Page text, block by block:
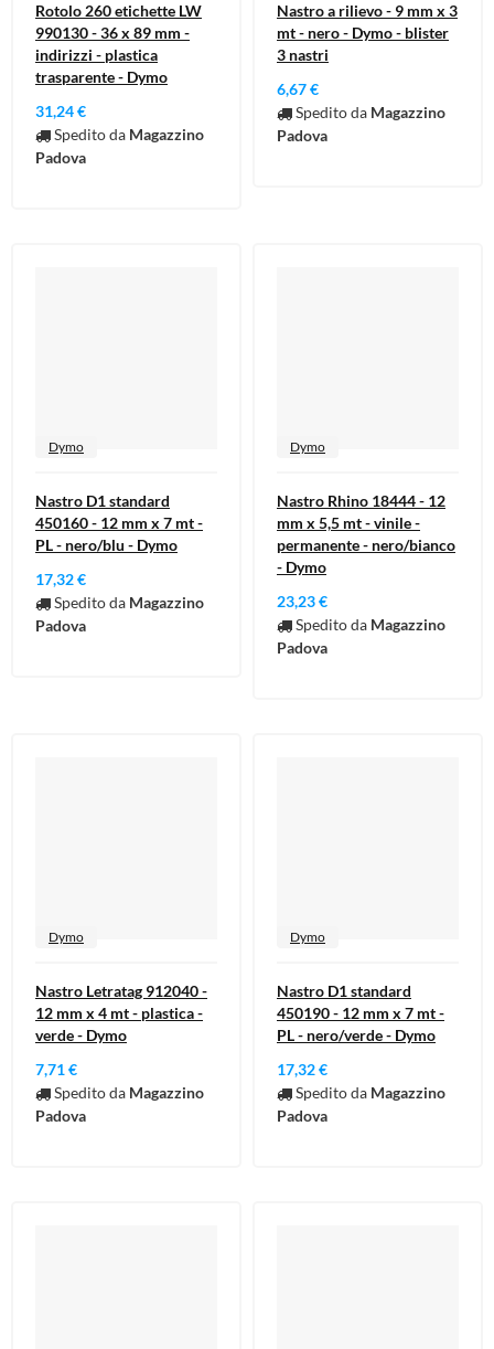
Rotolo 260 etichette LW
990130 - 36 x 89 mm -
indirizzi - plastica
trasparente - Dymo
31,24 €
Spedito da Magazzino
Padova
Nastro a rilievo - 9 mm x 3
mt - nero - Dymo - blister
3 nastri
6,67 €
Spedito da Magazzino
Padova
Dymo
Nastro D1 standard
450160 - 12 mm x 7 mt -
PL - nero/blu - Dymo
17,32 €
Spedito da Magazzino
Padova
Dymo
Nastro Rhino 18444 - 12
mm x 5,5 mt - vinile -
permanente - nero/bianco
- Dymo
23,23 €
Spedito da Magazzino
Padova
Dymo
Nastro Letratag 912040 -
12 mm x 4 mt - plastica -
verde - Dymo
7,71 €
Spedito da Magazzino
Padova
Dymo
Nastro D1 standard
450190 - 12 mm x 7 mt -
PL - nero/verde - Dymo
17,32 €
Spedito da Magazzino
Padova